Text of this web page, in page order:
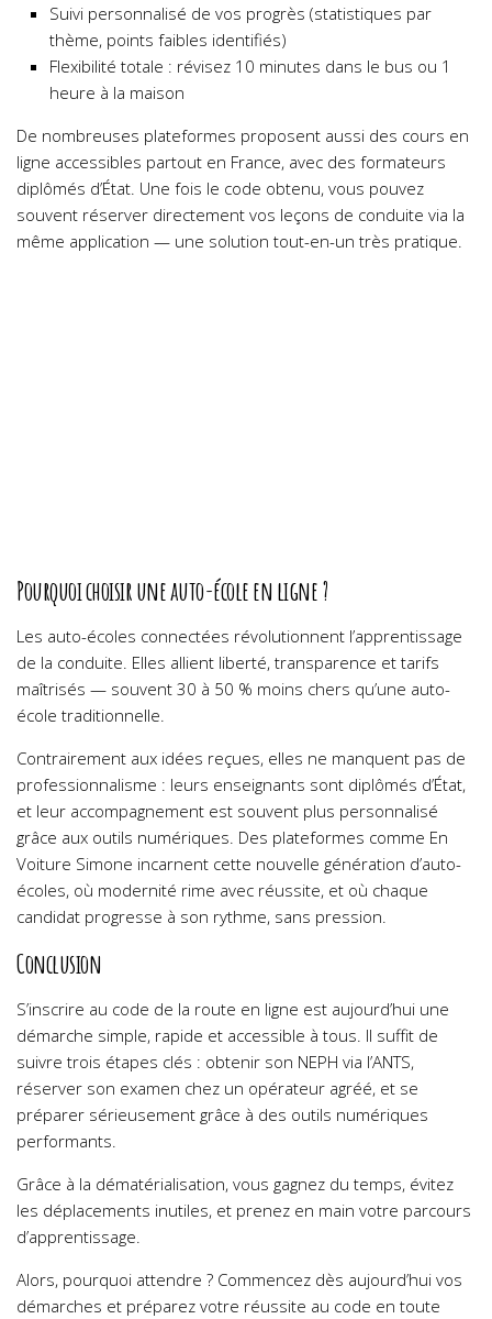
Suivi personnalisé de vos progrès (statistiques par
thème, points faibles identifiés)
Flexibilité totale : révisez 10 minutes dans le bus ou 1
heure à la maison
De nombreuses plateformes proposent aussi des cours en
ligne accessibles partout en France, avec des formateurs
diplômés d’État. Une fois le code obtenu, vous pouvez
souvent réserver directement vos leçons de conduite via la
même application — une solution tout-en-un très pratique.
Pourquoi choisir une auto-école en ligne ?
Les auto-écoles connectées révolutionnent l’apprentissage
de la conduite. Elles allient liberté, transparence et tarifs
maîtrisés — souvent 30 à 50 % moins chers qu’une auto-
école traditionnelle.
Contrairement aux idées reçues, elles ne manquent pas de
professionnalisme : leurs enseignants sont diplômés d’État,
et leur accompagnement est souvent plus personnalisé
grâce aux outils numériques. Des plateformes comme En
Voiture Simone incarnent cette nouvelle génération d’auto-
écoles, où modernité rime avec réussite, et où chaque
candidat progresse à son rythme, sans pression.
Conclusion
S’inscrire au code de la route en ligne est aujourd’hui une
démarche simple, rapide et accessible à tous. Il suffit de
suivre trois étapes clés : obtenir son NEPH via l’ANTS,
réserver son examen chez un opérateur agréé, et se
préparer sérieusement grâce à des outils numériques
performants.
Grâce à la dématérialisation, vous gagnez du temps, évitez
les déplacements inutiles, et prenez en main votre parcours
d’apprentissage.
Alors, pourquoi attendre ? Commencez dès aujourd’hui vos
démarches et préparez votre réussite au code en toute